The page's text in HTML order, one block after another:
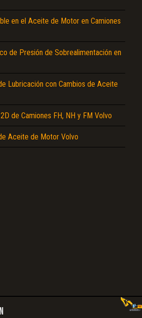
en el Aceite de Motor en Camiones
de Presión de Sobrealimentación en
Lubricación con Cambios de Aceite
de Camiones FH, NH y FM Volvo
Aceite de Motor Volvo
de portada son erróneos.
o no se visualiza el contenido.